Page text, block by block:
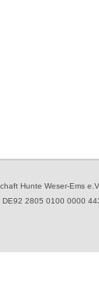
Hunte Weser-Ems
DE92 2805 0100 0000